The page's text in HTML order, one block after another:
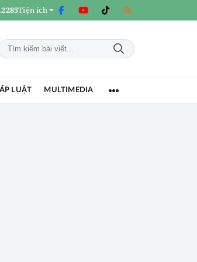
Tiện ích
LUẬT MULTIMEDIA